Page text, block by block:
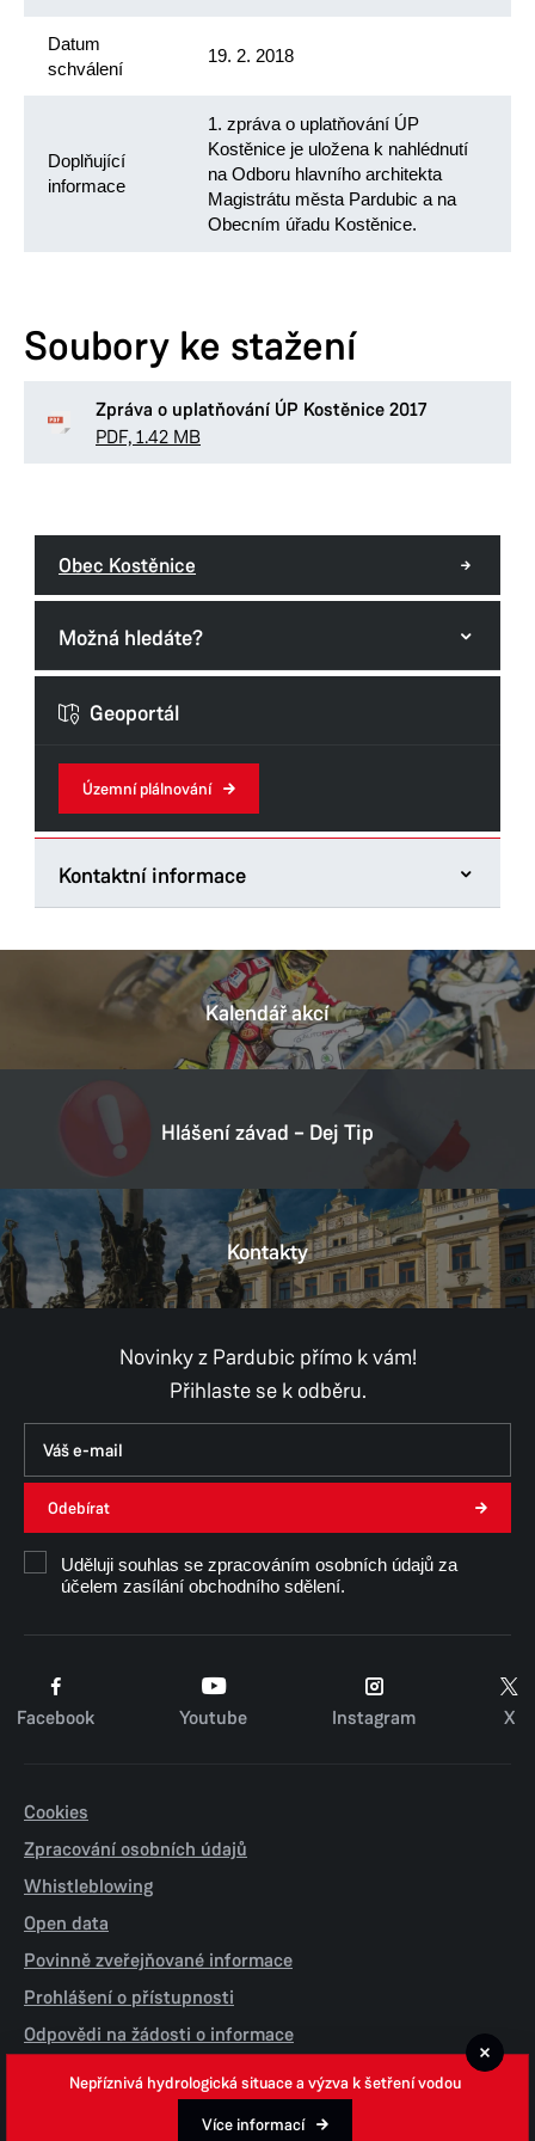
Datum
schválení
19. 2. 2018
Doplňující
informace
1. zpráva o uplatňování ÚP
Kostěnice je uložena k nahlédnutí
na Odboru hlavního architekta
Magistrátu města Pardubic a na
Obecním úřadu Kostěnice.
Soubory ke stažení
Zpráva o uplatňování ÚP Kostěnice 2017
PDF, 1.42 MB
Obec Kostěnice
Možná hledáte?
Formuláře odboru
Geoportál
Územní plálnování
Kontaktní informace
Štrossova 44
533 44 Pardubice
E-mail: dana.mojziskova@mmp.cz
00274046
Provozní doba
Pondělí
8:00–11:00, 12:00–17:00
8:00–11:00, 12:00–17:00
8:00–11:00, 12:00–15:30
Pátek 8:00–11:00, 12:00–14:30
Kalendář akcí
Hlášení závad – Dej Tip
Kontakty
Novinky z Pardubic přímo k vám!
Přihlaste se k odběru.
Odebírat
Uděluji souhlas se zpracováním osobních údajů za
účelem zasílání obchodního sdělení.
Facebook Youtube Instagram X
Cookies
Zpracování osobních údajů
Whistleblowing
Open data
Povinně zveřejňované informace
Prohlášení o přístupnosti
Odpovědi na žádosti o informace
Jednotné environmentální stanovisko
Nepříznivá hydrologická situace a výzva k šetření vodou
Více informací